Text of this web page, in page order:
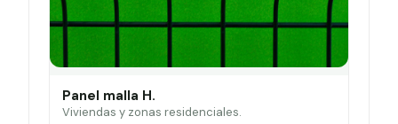
Panel malla H.
Viviendas y zonas residenciales.